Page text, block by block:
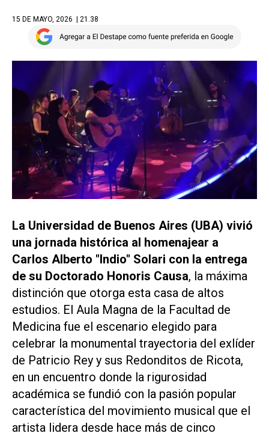
15 DE MAYO, 2026 | 21.38
La Universidad de Buenos Aires (UBA) vivió
una jornada histórica al homenajear a
Carlos Alberto "Indio" Solari con la entrega
de su Doctorado Honoris Causa, la máxima
distinción que otorga esta casa de altos
estudios. El Aula Magna de la Facultad de
Medicina fue el escenario elegido para
celebrar la monumental trayectoria del exlíder
de Patricio Rey y sus Redonditos de Ricota,
en un encuentro donde la rigurosidad
académica se fundió con la pasión popular
característica del movimiento musical que el
artista lidera desde hace más de cinco